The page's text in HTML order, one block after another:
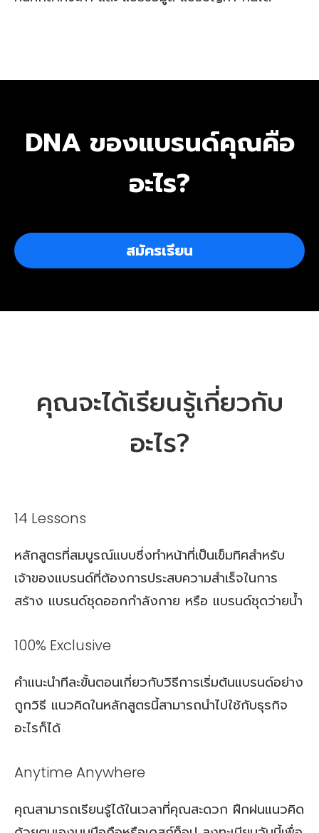
DNA ของแบรนด์คุณคือ
อะไร?
สมัครเรียน
คุณจะได้เรียนรู้เกี่ยวกับ
อะไร?
14 Lessons
หลักสูตรที่สมบูรณ์แบบซึ่งทำหน้าที่เป็นเข็มทิศสำหรับ
เจ้าของแบรนด์ที่ต้องการประสบความสำเร็จในการ
สร้าง แบรนด์ชุดออกกำลังกาย หรือ แบรนด์ชุดว่ายน้ำ
100% Exclusive
คำแนะนำทีละขั้นตอนเกี่ยวกับวิธีการเริ่มต้นแบรนด์อย่าง
ถูกวิธี แนวคิดในหลักสูตรนี้สามารถนำไปใช้กับธุรกิจ
อะไรก็ได้
Anytime Anywhere
คุณสามารถเรียนรู้ได้ในเวลาที่คุณสะดวก ฝึกฝนแนวคิด